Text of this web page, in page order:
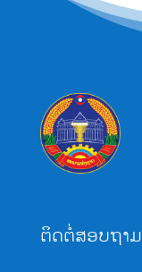
ຕິດຕໍ່ສອບຖາມ